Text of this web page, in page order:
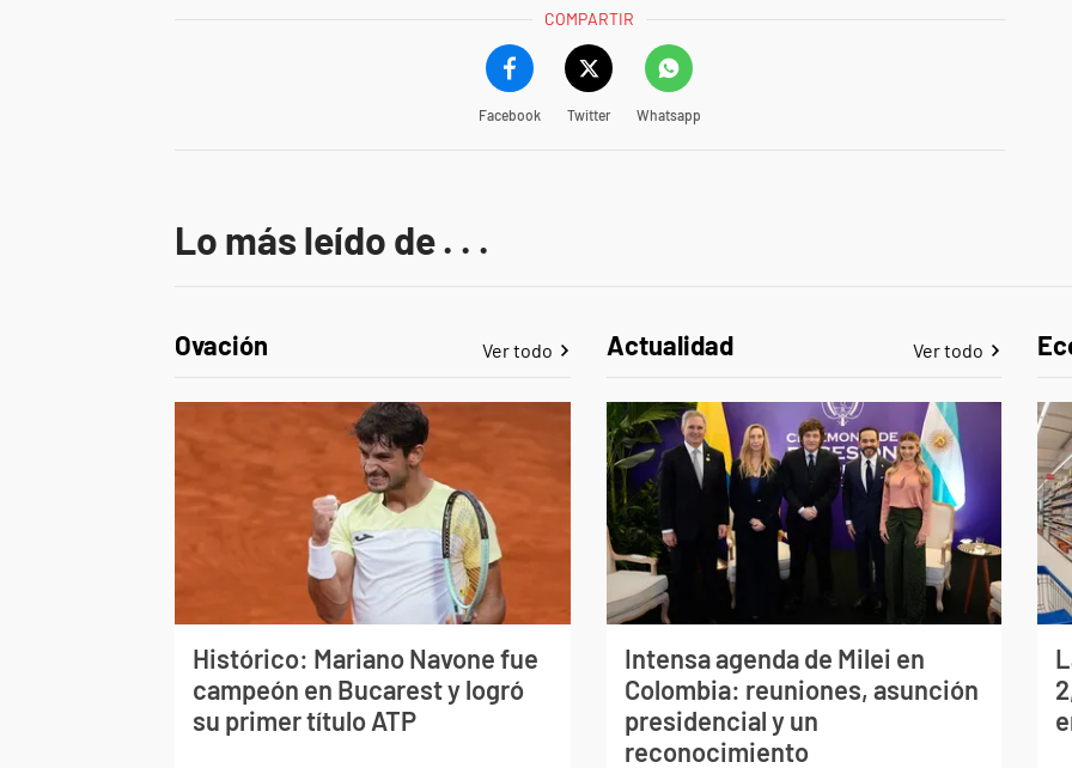
COMPARTIR
Facebook Twitter Whatsapp
Lo más leído de . . .
Ovación Ver todo
Histórico: Mariano Navone fue
campeón en Bucarest y logró
su primer título ATP
Actualidad Ver todo
Intensa agenda de Milei en
Colombia: reuniones, asunción
presidencial y un
reconocimiento